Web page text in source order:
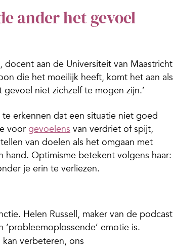
ander het gevoel
, docent aan de Universiteit van Maastricht
die het moeilijk heeft, komt het aan als
niet zichzelf te mogen zijn.’
erkennen dat een situatie niet goed
voor gevoelens van verdriet of spijt,
van doelen als het omgaan met
hand. Optimisme betekent volgens haar:
je erin te verliezen.
Helen Russell, maker van de podcast
‘probleemoplossende’ emotie is.
verbeteren, ons